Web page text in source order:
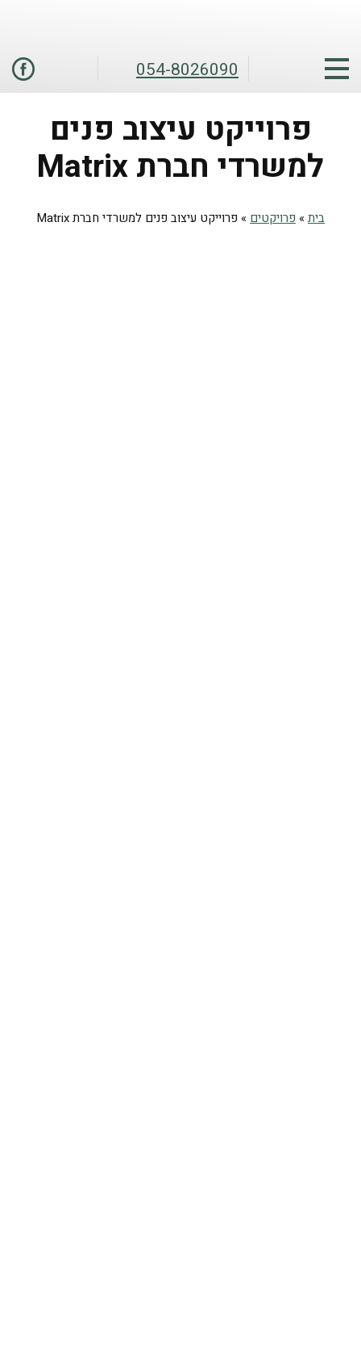
054-8026090
פרוייקט עיצוב פנים
למשרדי חברת Matrix
בית» פרויקטים » פרוייקט עיצוב פנים למשרדי חברת Matrix